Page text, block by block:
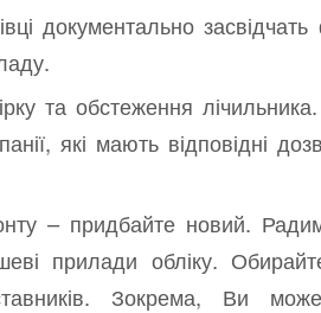
документально засвідчать
та обстеження
які мають відповідні
– придбайте новий.
прилади обліку.
Зокрема, Ви